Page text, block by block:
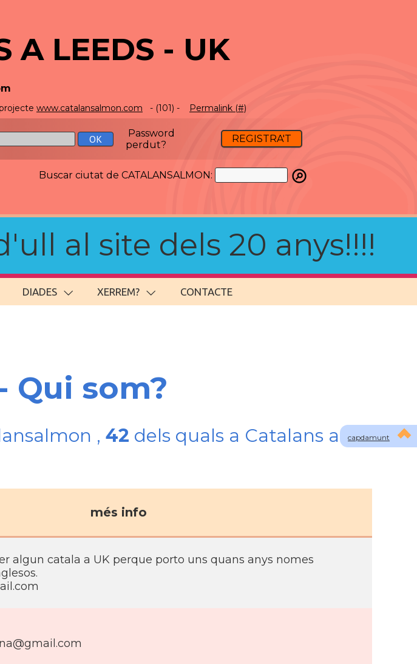
A LEEDS - UK
www.catalansalmon.com - (101) - Permalink (#)
Password
perdut?
REGISTRA'T
Buscar ciutat de CATALANSALMON:
al site dels 20 anys!!!!
DIADES XERREM? CONTACTE
capdamunt
Qui som?
, 42 dels quals a Catalans a
més info
algun catala a UK perque porto uns quans anys nomes